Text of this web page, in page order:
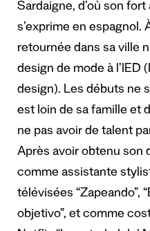
Sardaigne, d’où son
s’exprime en espagnol.
retournée dans sa ville
design de mode à l’IED
design). Les débuts ne
est loin de sa famille et
ne pas avoir de talent
Après avoir obtenu son
comme assistante
télévisées “Zapeando”,
objetivo”, et comme